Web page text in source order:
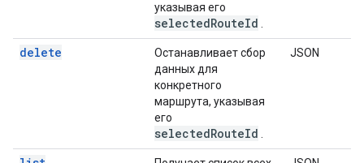
указывая его
selectedRouteId
delete
Останавливает сбор
данных для
конкретного
маршрута, указывая
его
selectedRouteId
JSON